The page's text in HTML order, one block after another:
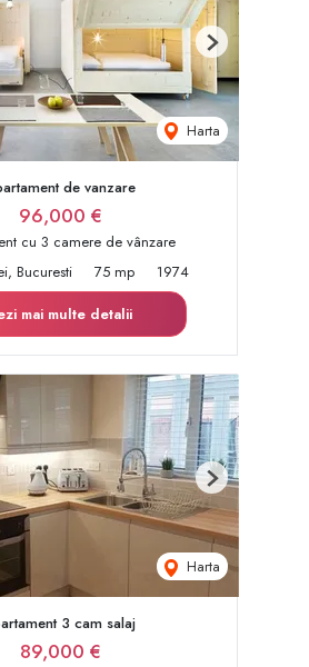
Harta
Next
de vanzare
96,000 €
cu 3 camere de vânzare
Bucuresti
75 mp
1974
mai multe detalii
Harta
Next
3 cam salaj
89,000 €